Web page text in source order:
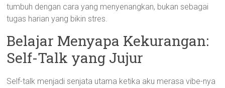
tumbuh dengan cara yang menyenangkan, bukan sebagai
tugas harian yang bikin stres.
Belajar Menyapa Kekurangan:
Self-Talk yang Jujur
Self-talk menjadi senjata utama ketika aku merasa vibe-nya